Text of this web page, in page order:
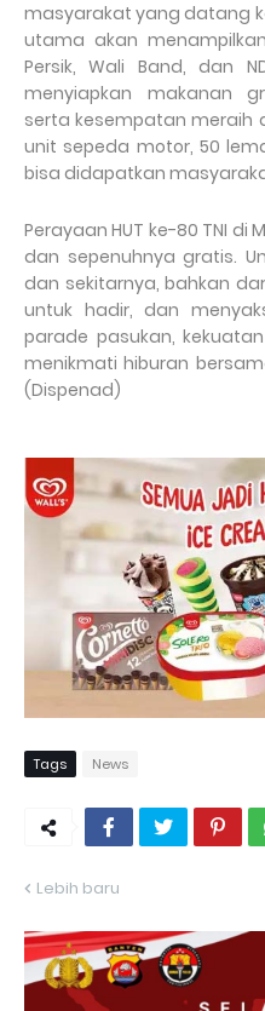
masyarakat yang datang
utama akan
Persik, Wali Band, dan
menyiapkan makanan
serta kesempatan meraih
unit sepeda motor, 50
bisa didapatkan
Perayaan HUT ke-80 TNI di
dan sepenuhnya gratis.
dan sekitarnya, bahkan
untuk hadir, dan
parade pasukan,
menikmati hiburan
(Dispenad)
Tags News
Lebih baru